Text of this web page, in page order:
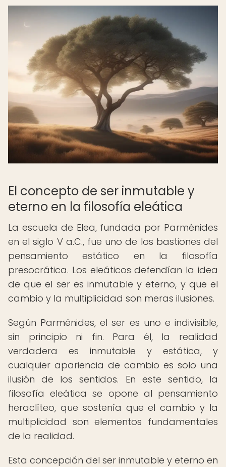
El concepto de ser inmutable y
eterno en la filosofía eleática
La escuela de Elea, fundada por Parménides
en el siglo V a.C., fue uno de los bastiones del
pensamiento estático en la filosofía
presocrática. Los eleáticos defendían la idea
de que el ser es inmutable y eterno, y que el
cambio y la multiplicidad son meras ilusiones.
Según Parménides, el ser es uno e indivisible,
sin principio ni fin. Para él, la realidad
verdadera es inmutable y estática, y
cualquier apariencia de cambio es solo una
ilusión de los sentidos. En este sentido, la
filosofía eleática se opone al pensamiento
heraclíteo, que sostenía que el cambio y la
multiplicidad son elementos fundamentales
de la realidad.
Esta concepción del ser inmutable y eterno en